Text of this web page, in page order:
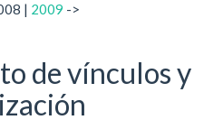
| 2009 ->
de vínculos y